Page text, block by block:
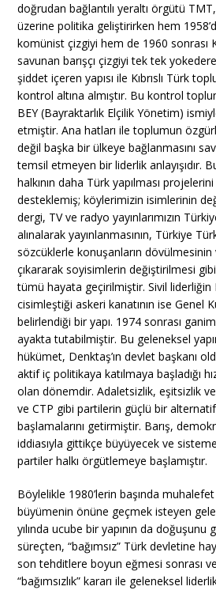
doğrudan bağlantılı yeraltı örgütü
üzerine politika geliştirirken hem
komünist çizgiyi hem de 1960 sonrası
savunan barışçı çizgiyi tek tek
şiddet içeren yapısı ile Kıbrıslı Türk
kontrol altına almıştır. Bu kontrol
BEY (Bayraktarlık Elçilik Yönetim)
etmiştir. Ana hatları ile toplumun
değil başka bir ülkeye bağlanmasını
temsil etmeyen bir liderlik anlayışıdır.
halkının daha Türk yapılması
desteklemiş; köylerimizin isimlerinin
dergi, TV ve radyo yayınlarımızın
alınalarak yayınlanmasının, Türkiye
sözcüklerle konuşanların dövülmesinin
çıkararak soyisimlerin değiştirilmesi
tümü hayata geçirilmiştir. Sivil
cisimleştiği askeri kanatının ise Genel
belirlendiği bir yapı. 1974 sonrası
ayakta tutabilmiştir. Bu geleneksel
hükümet, Denktaş’ın devlet başkanı
aktif iç politikaya katılmaya başladığı
olan dönemdir. Adaletsizlik, eşitsizlik
ve CTP gibi partilerin güçlü bir
başlamalarını getirmiştir. Barış,
iddiasıyla gittikçe büyüyecek ve
partiler halkı örgütlemeye başlamıştır.
Böylelikle 1980’lerin başında
büyümenin önüne geçmek isteyen
yılında ucube bir yapının da
süreçten, “bağımsız” Türk devletine
son tehditlere boyun eğmesi sonrası
“bağımsızlık” kararı ile geleneksel